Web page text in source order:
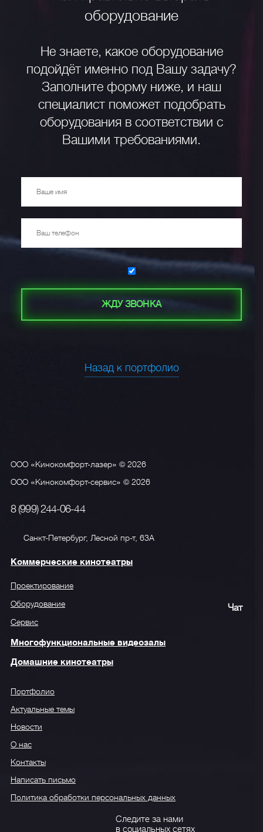
оборудование
Не знаете, какое оборудование
подойдёт именно под Вашу задачу?
Заполните форму ниже, и наш
специалист поможет подобрать
оборудования в соответствии с
Вашими требованиями.
Назад к портфолио
ООО «Кинокомфорт-лазер» © 2026
ООО «Кинокомфорт-сервис» © 2026
8 (999) 244-06-44
Санкт-Петербург, Лесной пр-т, 63А
Коммерческие кинотеатры
Проектирование
Оборудование
Сервис
Многофункциональные видеозалы
Домашние кинотеатры
Портфолио
Актуальные темы
Новости
О нас
Контакты
Написать письмо
Политика обработки персональных данных
Следите за нами
в социальных сетях
Чат